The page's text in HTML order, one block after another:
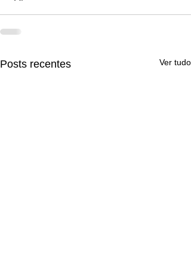
Posts recentes Ver tudo